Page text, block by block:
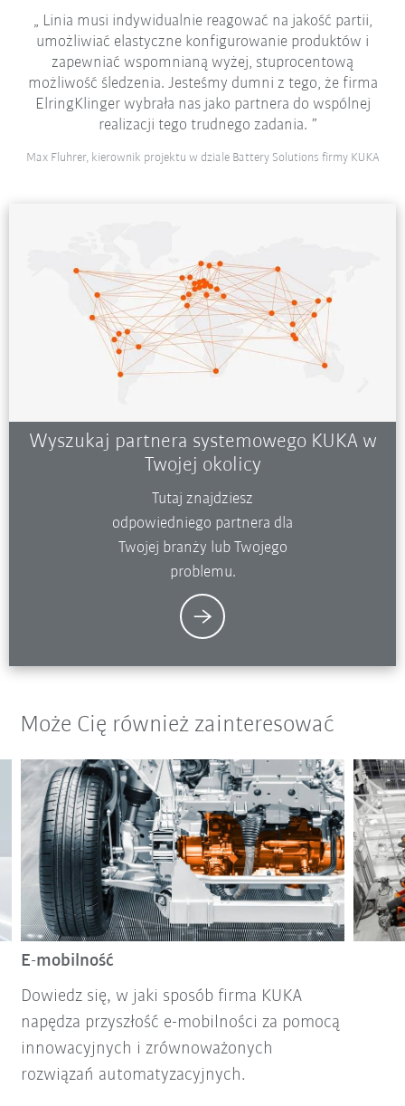
Linia musi indywidualnie reagować na jakość partii,
umożliwiać elastyczne konfigurowanie produktów i
zapewniać wspomnianą wyżej, stuprocentową
możliwość śledzenia. Jesteśmy dumni z tego, że firma
ElringKlinger wybrała nas jako partnera do wspólnej
realizacji tego trudnego zadania.
Max Fluhrer, kierownik projektu w dziale Battery Solutions firmy KUKA
Wyszukaj partnera systemowego KUKA w
Twojej okolicy
Tutaj znajdziesz
odpowiedniego partnera dla
Twojej branży lub Twojego
problemu.
Może Cię również zainteresować
E-mobilność
Dowiedz się, w jaki sposób firma KUKA
napędza przyszłość e-mobilności za pomocą
innowacyjnych i zrównoważonych
rozwiązań automatyzacyjnych.